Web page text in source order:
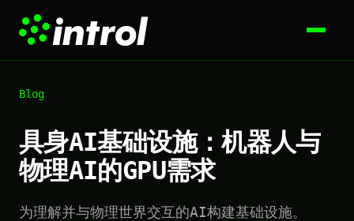
Blog
具身AI基础设施：机器人与
物理AI的GPU需求
为理解并与物理世界交互的AI构建基础设施。